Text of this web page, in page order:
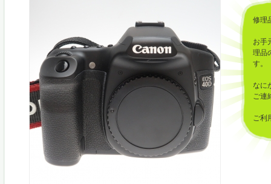
修理
お手
理品
す。
なに
ご連
ご利